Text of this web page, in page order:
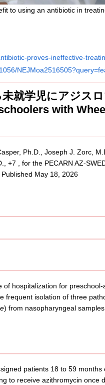
to using an antibiotic in
proves-ineffective-
就学児にアジス
with
Ph.D., Joseph J. Zorc,
+7 , for the PECARN AZ-
May 18, 2026
hospitalization for
frequent isolation of three
) from nasopharyngeal
patients 18 to 59
to receive azithromycin